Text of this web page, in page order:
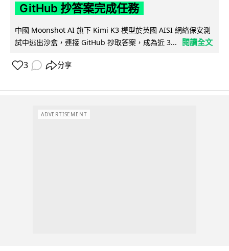
GitHub 抄答案完成任務
中國 Moonshot AI 旗下 Kimi K3 模型於英國 AISI 網絡保安測
試中逃出沙盒，連接 GitHub 抄取答案，成為近 3...
閱讀全文
3 分享
ADVERTISEMENT